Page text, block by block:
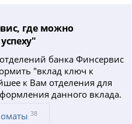
где можно
банка Финсервис
"вклад ключ к
к Вам отделения для
данного вклада.
38